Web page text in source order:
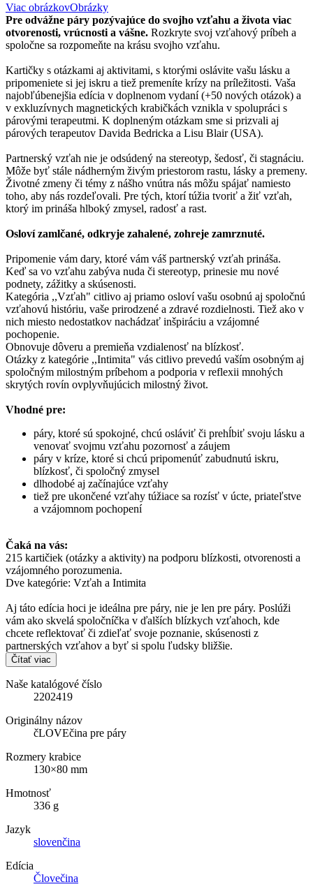
Viac obrázkovObrázky
Pre odvážne páry pozývajúce do svojho vzťahu a života viac
otvorenosti, vrúcnosti a vášne. Rozkryte svoj vzťahový príbeh a
spoločne sa rozpomeňte na krásu svojho vzťahu.
Kartičky s otázkami aj aktivitami, s ktorými oslávite vašu lásku a
pripomeniete si jej iskru a tiež premeníte krízy na príležitosti. Vaša
najobľúbenejšia edícia v doplnenom vydaní (+50 nových otázok) a
v exkluzívnych magnetických krabičkách vznikla v spolupráci s
párovými terapeutmi. K doplneným otázkam sme si prizvali aj
párových terapeutov Davida Bedricka a Lisu Blair (USA).
Partnerský vzťah nie je odsúdený na stereotyp, šedosť, či stagnáciu.
Môže byť stále nádherným živým priestorom rastu, lásky a premeny.
Životné zmeny či témy z nášho vnútra nás môžu spájať namiesto
toho, aby nás rozdeľovali. Pre tých, ktorí túžia tvoriť a žiť vzťah,
ktorý im prináša hlboký zmysel, radosť a rast.
Osloví zamlčané, odkryje zahalené, zohreje zamrznuté.
Pripomenie vám dary, ktoré vám váš partnerský vzťah prináša.
Keď sa vo vzťahu zabýva nuda či stereotyp, prinesie mu nové
podnety, zážitky a skúsenosti.
Kategória ,,Vzťah" citlivo aj priamo osloví vašu osobnú aj spoločnú
vzťahovú históriu, vaše prirodzené a zdravé rozdielnosti. Tiež ako v
nich miesto nedostatkov nachádzať inšpiráciu a vzájomné
pochopenie.
Obnovuje dôveru a premieňa vzdialenosť na blízkosť.
Otázky z kategórie ,,Intimita" vás citlivo prevedú vaším osobným aj
spoločným milostným príbehom a podporia v reflexii mnohých
skrytých rovín ovplyvňujúcich milostný život.
Vhodné pre:
páry, ktoré sú spokojné, chcú osláviť či prehĺbiť svoju lásku a
venovať svojmu vzťahu pozornosť a záujem
páry v kríze, ktoré si chcú pripomenúť zabudnutú iskru,
blízkosť, či spoločný zmysel
dlhodobé aj začínajúce vzťahy
tiež pre ukončené vzťahy túžiace sa rozísť v úcte, priateľstve
a vzájomnom pochopení
Čaká na vás:
215 kartičiek (otázky a aktivity) na podporu blízkosti, otvorenosti a
vzájomného porozumenia.
Dve kategórie: Vzťah a Intimita
Aj táto edícia hoci je ideálna pre páry, nie je len pre páry. Poslúži
vám ako skvelá spoločníčka v ďalších blízkych vzťahoch, kde
chcete reflektovať či zdieľať svoje poznanie, skúsenosti z
partnerských vzťahov a byť si spolu ľudsky bližšie.
Čítať viac
Naše katalógové číslo
2202419
Originálny názov
čLOVEčina pre páry
Rozmery krabice
130×80 mm
Hmotnosť
336 g
Jazyk
slovenčina
Edícia
Človečina